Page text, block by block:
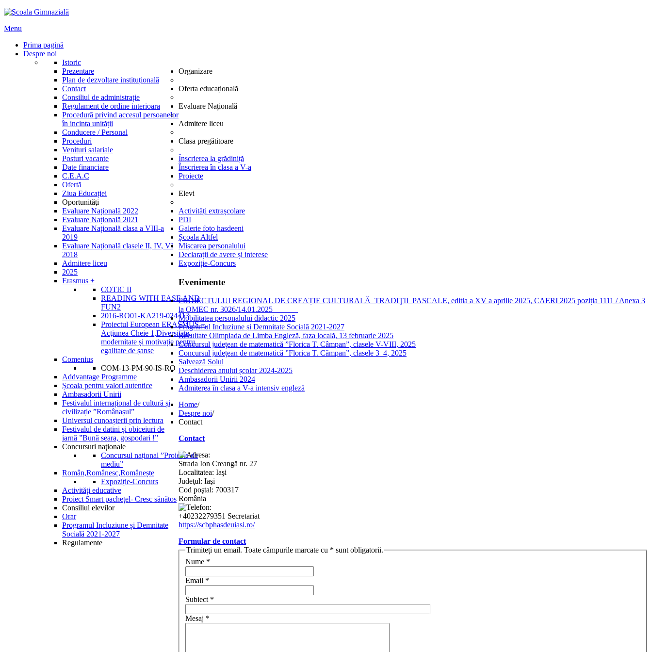
Menu
Prima pagină
Despre noi
Istoric
Prezentare
Plan de dezvoltare instituțională
Contact
Organizare
Consiliul de administrație
Regulament de ordine interioara
Procedură privind accesul persoanelor
în incinta unității
Conducere / Personal
Proceduri
Venituri salariale
Posturi vacante
Date financiare
C.E.A.C
Oferta educațională
Ofertă
Ziua Educației
Oportunităţi
Evaluare Națională
Evaluare Națională 2022
Evaluare Națională 2021
Evaluare Națională clasa a VIII-a
2019
Evaluare Națională clasele II, IV, VI
2018
Admitere liceu
Admitere liceu
Clasa pregătitoare
2025
Înscrierea la grădiniță
Înscrierea în clasa a V-a
Proiecte
Erasmus +
COTIC II
READING WITH EASE AND
FUN2
2016-RO01-KA219-024413
Proiectul European ERASMUS +,
Acţiunea Cheie 1,Diversitate,
modernitate și motivație pentru
egalitate de șanse
Comenius
COM-13-PM-90-IS-RO
Addvantage Programme
Școala pentru valori autentice
Ambasadorii Unirii
Festivalul internațional de cultură și
civilizație ”Românașul”
Universul cunoașterii prin lectura
Festivalul de datini și obiceiuri de
iarnă ”Bună seara, gospodari !”
Concursuri naţionale
Concursul național ”Proiecte de
mediu”
Român,Românesc,Românește
Expoziție-Concurs
Activități educative
Proiect Smart pachețel- Cresc sănătos
Elevi
Consiliul elevilor
Orar
Programul Incluziune și Demnitate
Socială 2021-2027
Regulamente
Activități extrașcolare
PDI
Galerie foto hasdeeni
Școala Altfel
Mișcarea personalului
Declarații de avere și interese
Expoziție-Concurs
Evenimente
PROIECTULUI REGIONAL DE CREAȚIE CULTURALĂ TRADIŢII PASCALE, editia a XV a aprilie 2025, CAERI 2025 poziția 1111 / Anexa 3
la OMEC nr. 3026/14.01.2025
Mobilitatea personalului didactic 2025
Programul Incluziune și Demnitate Socială 2021-2027
Rezultate Olimpiada de Limba Engleză, faza locală, 13 februarie 2025
Concursul județean de matematică ”Florica T. Câmpan”, clasele V-VIII, 2025
Concursul județean de matematică ”Florica T. Câmpan”, clasele 3_4, 2025
Salvează Solul
Deschiderea anului școlar 2024-2025
Ambasadorii Unirii 2024
Admiterea în clasa a V-a intensiv engleză
Home/
Despre noi/
Contact
Contact
Strada Ion Creangă nr. 27
Localitatea: Iaşi
Judeţul: Iaşi
Cod poştal: 700317
România
+40232279351 Secretariat
https://scbphasdeuiasi.ro/
Formular de contact
Trimiteți un email. Toate câmpurile marcate cu * sunt obligatorii.
Nume *
Email *
Subiect *
Mesaj *